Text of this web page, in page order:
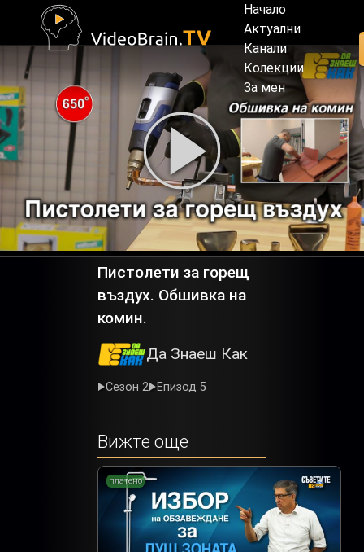
Начало
Актуални
Канали
Колекции
За мен
Пистолети за горещ
въздух. Обшивка на
комин.
Да Знаеш Как
Сезон 2 Епизод 5
Вижте още
платено